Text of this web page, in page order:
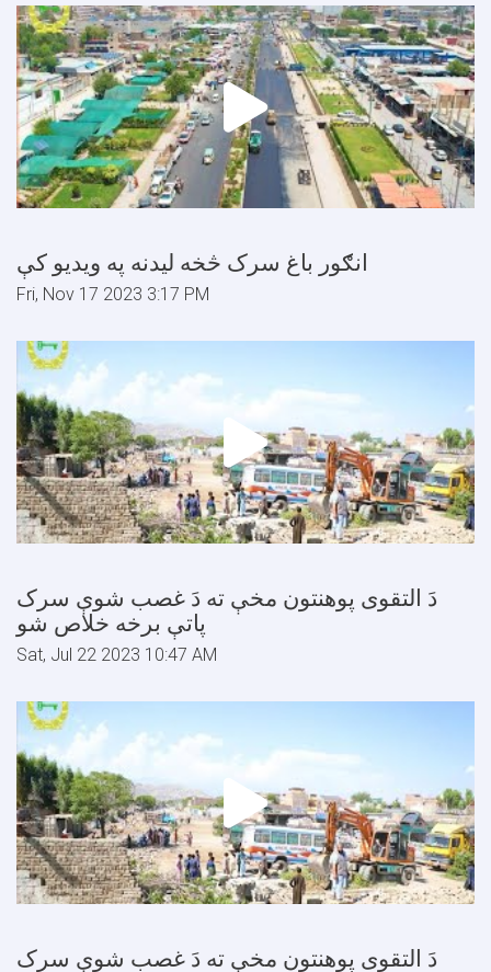
انګور باغ سرک څخه ليدنه په ويديو کې
Fri, Nov 17 2023 3:17 PM
دَ التقوى پوهنتون مخې ته دَ غصب شوې سرک
پاتې برخه خلاص شو
Sat, Jul 22 2023 10:47 AM
دَ التقوى پوهنتون مخې ته دَ غصب شوې سرک